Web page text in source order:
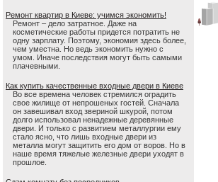
Ремонт квартир в Киеве: учимся экономить!
Ремонт – дело затратное. Даже на
косметические работы придется потратить не
одну зарплату. Поэтому, экономия здесь более,
чем уместна. Но ведь экономить нужно с
умом. Иначе последствия могут быть самыми
плачевными.
Как купить качественные входные двери в Киеве
Во все времена человек стремился оградить
свое жилище от непрошеных гостей. Сначала
он завешивал вход звериной шкурой, потом
долго использовал ненадежные деревянные
двери. И только с развитием металлургии ему
стало ясно, что лишь входные двери из
металла могут защитить его дом от воров. Но в
наше время тяжелые железные двери уходят в
прошлое.